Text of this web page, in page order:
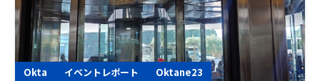
Okta イベントレポート Oktane23